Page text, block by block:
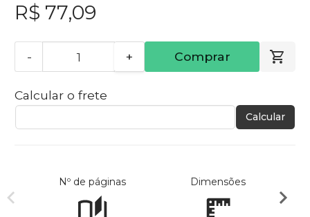
R$ 77,09
- + Comprar
Calcular o frete
Calcular
Nº de páginas Dimensões